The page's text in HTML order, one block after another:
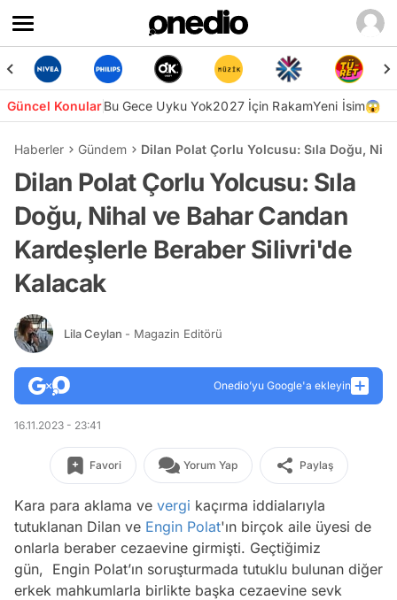
Güncel KonularBu Gece Uyku Yok2027 İçin RakamYeni İsim😱
Haberler Gündem Dilan Polat Çorlu Yolcusu: Sıla Doğu,
Dilan Polat Çorlu Yolcusu: Sıla
Doğu, Nihal ve Bahar Candan
Kardeşlerle Beraber Silivri'de
Kalacak
Lila Ceylan - Magazin Editörü
Onedio’yu Google'a ekleyin
16.11.2023 - 23:41
Favori Yorum Yap Paylaş
Kara para aklama ve vergi kaçırma iddialarıyla
tutuklanan Dilan ve Engin Polat'ın birçok aile üyesi de
onlarla beraber cezaevine girmişti. Geçtiğimiz
gün, Engin Polat’ın soruşturmada tutuklu bulunan diğer
erkek mahkumlarla birlikte başka cezaevine sevk